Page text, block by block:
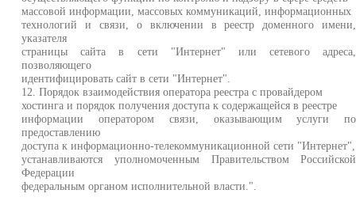
массовой информации, массовых коммуникаций, информационных
технологий и связи, о включении в реестр доменного имени,
указателя
страницы сайта в сети "Интернет" или сетевого адреса,
позволяющего
идентифицировать сайт в сети "Интернет".
12. Порядок взаимодействия оператора реестра с провайдером
хостинга и порядок получения доступа к содержащейся в реестре
информации оператором связи, оказывающим услуги по
предоставлению
доступа к информационно-телекоммуникационной сети "Интернет",
устанавливаются уполномоченным Правительством Российской
Федерации
федеральным органом исполнительной власти.".